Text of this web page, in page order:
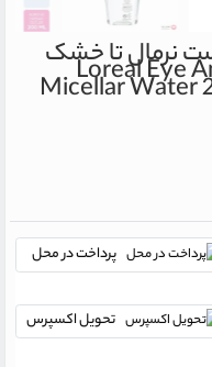
نرمال تا خشک
Loreal Eye
Micellar Water
پرداخت در محل
تحویل اکسپرس